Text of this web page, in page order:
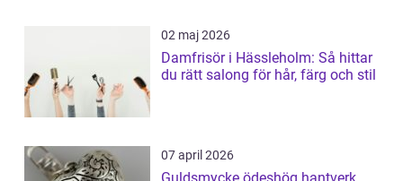
02 maj 2026
Damfrisör i Hässleholm: Så hittar
du rätt salong för hår, färg och stil
07 april 2026